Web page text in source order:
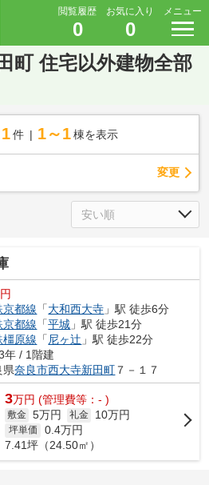
閲覧履歴
0
お気に入り
0
メニュー
町 住宅以外建物全部
1 件 1～1 棟を表示
変更
京都線 「大和西大寺 」駅 徒歩6分
京都線 「平城 」駅 徒歩21分
橿原線 「 尼ヶ辻 」駅 徒歩22分
年 / 1階建
県奈良市西大寺新田町 ７－１７
3万円 (管理費等：- )
敷金 5万円 礼金 10万円
坪単価 0.4万円
7.41坪（24.50㎡）